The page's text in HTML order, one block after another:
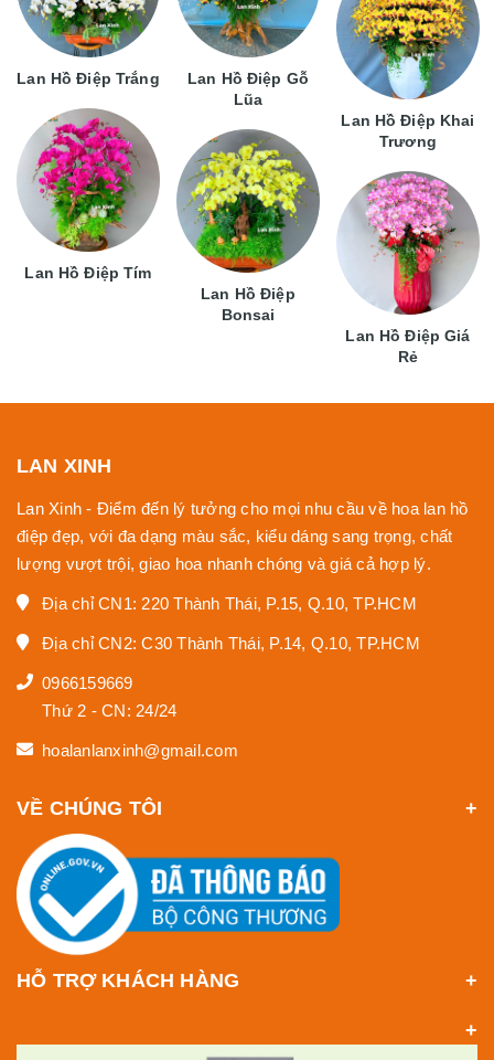
Lan Hồ Điệp Trắng
Lan Hồ Điệp Tím
Lan Hồ Điệp Gỗ
Lũa
Lan Hồ Điệp
Bonsai
Lan Hồ Điệp Khai
Trương
Lan Hồ Điệp Giá
Rẻ
LAN XINH
Lan Xinh - Điểm đến lý tưởng cho mọi nhu cầu về hoa lan hồ
điệp đẹp, với đa dạng màu sắc, kiểu dáng sang trọng, chất
lượng vượt trội, giao hoa nhanh chóng và giá cả hợp lý.
Địa chỉ CN1: 220 Thành Thái, P.15, Q.10, TP.HCM
Địa chỉ CN2: C30 Thành Thái, P.14, Q.10, TP.HCM
0966159669
Thứ 2 - CN: 24/24
hoalanlanxinh@gmail.com
VỀ CHÚNG TÔI
HỖ TRỢ KHÁCH HÀNG